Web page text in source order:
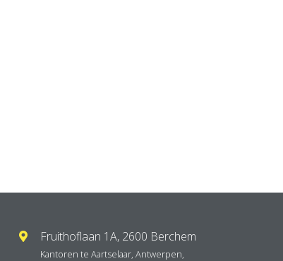
Fruithoflaan 1A, 2600 Berchem
Kantoren te Aartselaar Antwerpen